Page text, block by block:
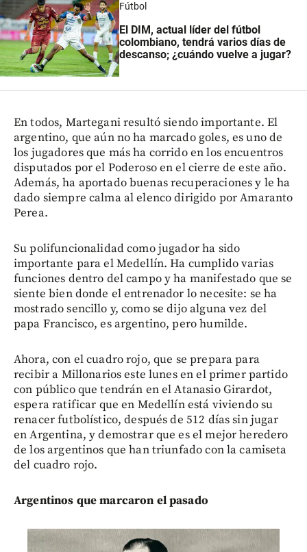
Fútbol
El DIM, actual líder del fútbol
colombiano, tendrá varios días de
descanso; ¿cuándo vuelve a jugar?
En todos, Martegani resultó siendo importante. El
argentino, que aún no ha marcado goles, es uno de
los jugadores que más ha corrido en los encuentros
disputados por el Poderoso en el cierre de este año.
Además, ha aportado buenas recuperaciones y le ha
dado siempre calma al elenco dirigido por Amaranto
Perea.
Su polifuncionalidad como jugador ha sido
importante para el Medellín. Ha cumplido varias
funciones dentro del campo y ha manifestado que se
siente bien donde el entrenador lo necesite: se ha
mostrado sencillo y, como se dijo alguna vez del
papa Francisco, es argentino, pero humilde.
Ahora, con el cuadro rojo, que se prepara para
recibir a Millonarios este lunes en el primer partido
con público que tendrán en el Atanasio Girardot,
espera ratificar que en Medellín está viviendo su
renacer futbolístico, después de 512 días sin jugar
en Argentina, y demostrar que es el mejor heredero
de los argentinos que han triunfado con la camiseta
del cuadro rojo.
Argentinos que marcaron el pasado